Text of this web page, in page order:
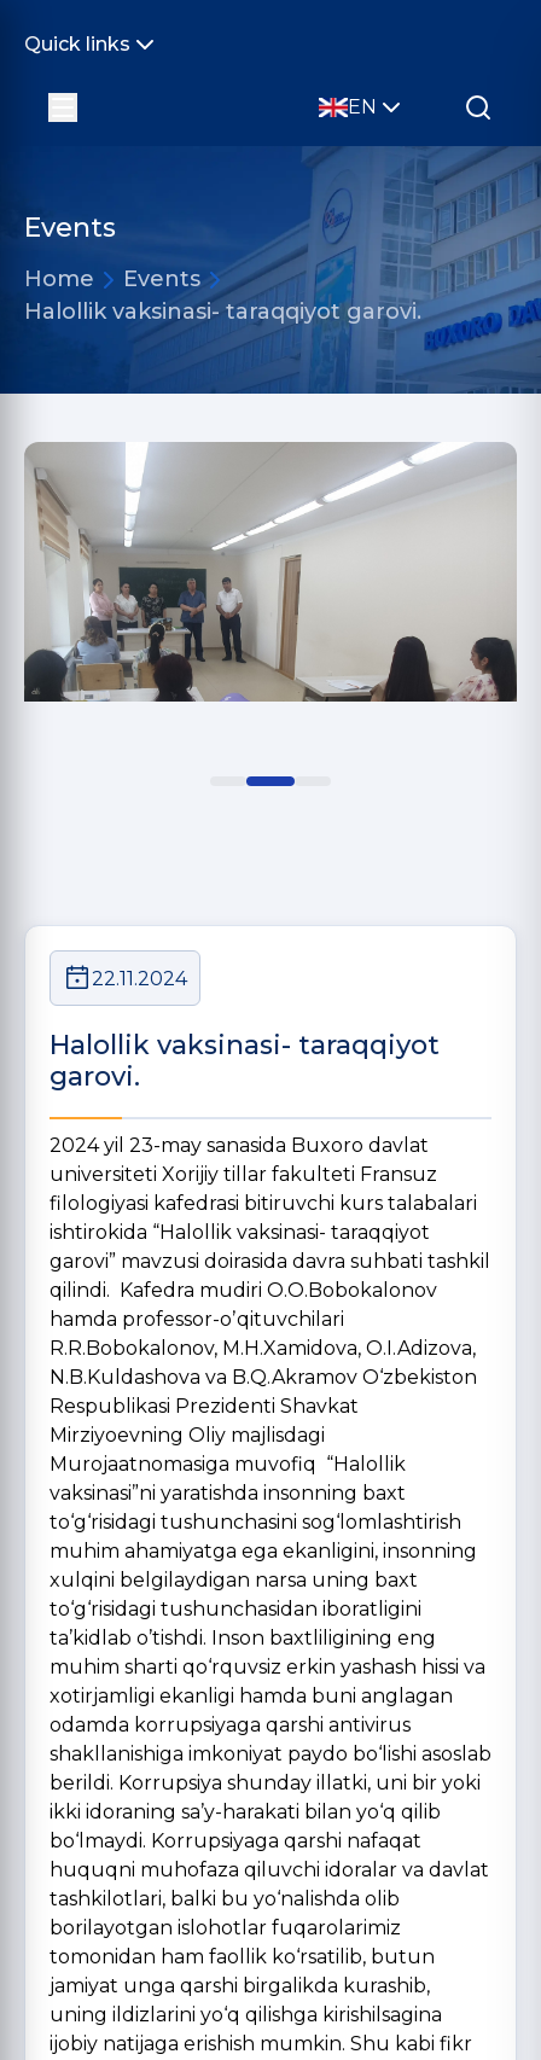
Quick links
EN
Events
Home
Events
Halollik vaksinasi- taraqqiyot garovi.
22.11.2024
Halollik vaksinasi- taraqqiyot
garovi.
2024 yil 23-may sanasida Buxoro davlat
universiteti Xorijiy tillar fakulteti Fransuz
filologiyasi kafedrasi bitiruvchi kurs talabalari
ishtirokida “Halollik vaksinasi- taraqqiyot
garovi” mavzusi doirasida davra suhbati tashkil
qilindi. Kafedra mudiri O.O.Bobokalonov
hamda professor-oʼqituvchilari
R.R.Bobokalonov, M.H.Xamidova, O.I.Adizova,
N.B.Kuldashova va B.Q.Akramov O‘zbekiston
Respublikasi Prezidenti Shavkat
Mirziyoevning Oliy majlisdagi
Murojaatnomasiga muvofiq “Halollik
vaksinasi”ni yaratishda insonning baxt
to‘g‘risidagi tushunchasini sog‘lomlashtirish
muhim ahamiyatga ega ekanligini, insonning
xulqini belgilaydigan narsa uning baxt
to‘g‘risidagi tushunchasidan iboratligini
ta’kidlab o’tishdi. Inson baxtliligining eng
muhim sharti qo‘rquvsiz erkin yashash hissi va
xotirjamligi ekanligi hamda buni anglagan
odamda korrupsiyaga qarshi antivirus
shakllanishiga imkoniyat paydo bo‘lishi asoslab
berildi. Korrupsiya shunday illatki, uni bir yoki
ikki idoraning sa’y-harakati bilan yo‘q qilib
bo‘lmaydi. Korrupsiyaga qarshi nafaqat
huquqni muhofaza qiluvchi idoralar va davlat
tashkilotlari, balki bu yo‘nalishda olib
borilayotgan islohotlar fuqarolarimiz
tomonidan ham faollik ko‘rsatilib, butun
jamiyat unga qarshi birgalikda kurashib,
uning ildizlarini yo‘q qilishga kirishilsagina
ijobiy natijaga erishish mumkin. Shu kabi fikr